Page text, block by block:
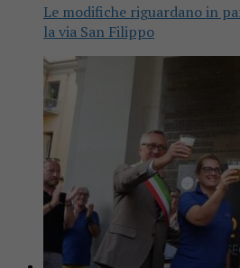
Le modifiche riguardano in
la via San Filippo